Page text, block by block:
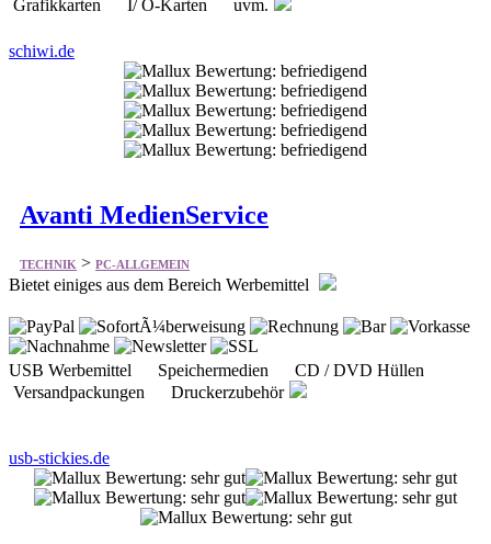
Grafikkarten I/ O-Karten uvm.
schiwi.de
Avanti MedienService
TECHNIK > PC-ALLGEMEIN
Bietet einiges aus dem Bereich Werbemittel
USB Werbemittel Speichermedien CD / DVD Hüllen
Versandpackungen Druckerzubehör
usb-stickies.de